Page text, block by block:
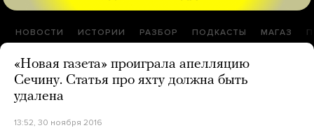
НОВОСТИ ИСТОРИИ РАЗБОР ПОДКАСТЫ МАГАЗ
«Новая газета» проиграла апелляцию
Сечину. Статья про яхту должна быть
удалена
13:52, 30 ноября 2016